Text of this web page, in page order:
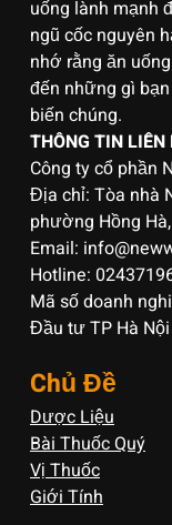
uống lành mạnh
ngũ cốc nguyên
nhớ rằng ăn
đến những gì
biến chúng.
THÔNG TIN LIÊN
Công ty cổ phần
Địa chỉ: Tòa nhà
phường Hồng
Email:
Hotline:
Mã số doanh
Đầu tư TP Hà
Chủ Đề
Dược Liệu
Bài Thuốc Quý
Vị Thuốc
Giới Tính